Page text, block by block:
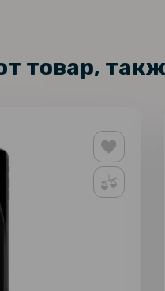
товар,